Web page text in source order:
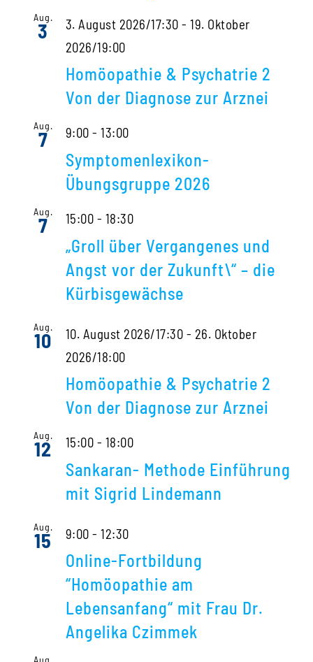
Aug.
3 3. August 2026/17:30 -19. Oktober
2026/19:00
Homöopathie & Psychatrie 2
Von der Diagnose zur Arznei
Aug.
7 9:00 -13:00
Symptomenlexikon-
Übungsgruppe 2026
Aug.
7 15:00 - 18:30
„Groll über Vergangenes und
Angst vor der Zukunft\“ – die
Kürbisgewächse
Aug.
10 10. August 2026/17:30 - 26. Oktober
2026/18:00
Homöopathie & Psychatrie 2
Von der Diagnose zur Arznei
Aug.
12 15:00 - 18:00
Sankaran- Methode Einführung
mit Sigrid Lindemann
Aug.
15 9:00 -12:30
Online-Fortbildung
“Homöopathie am
Lebensanfang“ mit Frau Dr.
Angelika Czimmek